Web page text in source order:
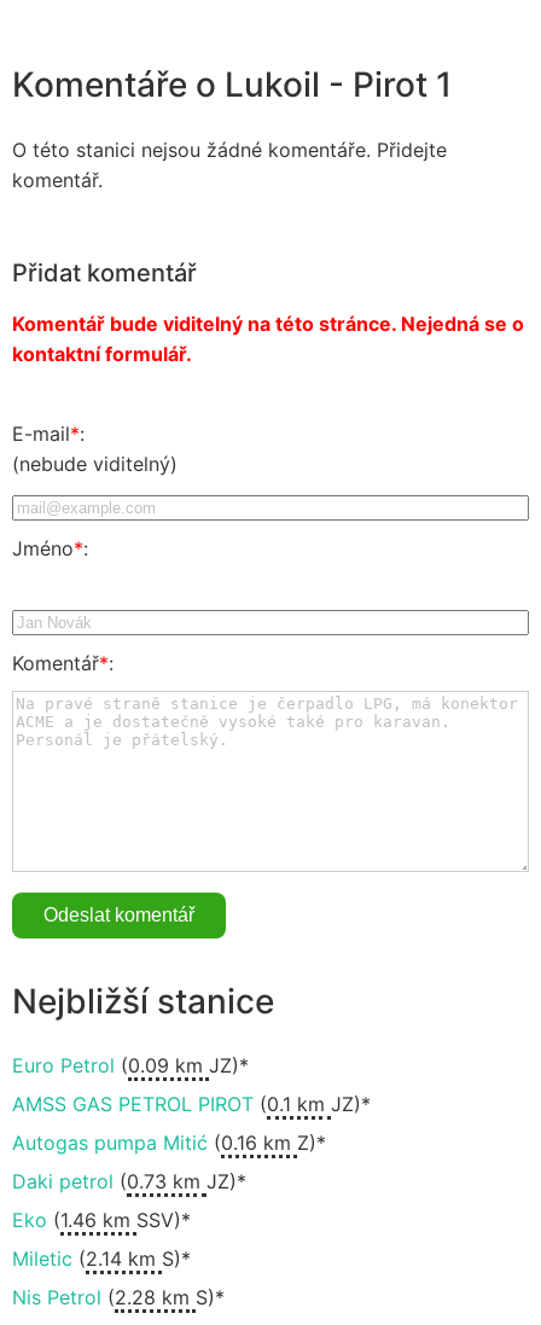
Komentáře o Lukoil - Pirot 1
O této stanici nejsou žádné komentáře. Přidejte
komentář.
Přidat komentář
Komentář bude viditelný na této stránce. Nejedná se o
kontaktní formulář.
E-mail*:
(nebude viditelný)
Jméno*:
Komentář*:
Nejbližší stanice
Euro Petrol (0.09 km JZ)*
AMSS GAS PETROL PIROT (0.1 km JZ)*
Autogas pumpa Mitić (0.16 km Z)*
Daki petrol (0.73 km JZ)*
Eko (1.46 km SSV)*
Miletic (2.14 km S)*
Nis Petrol (2.28 km S)*